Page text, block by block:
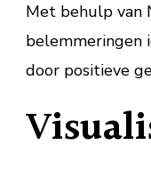
Met behulp van
belemmeringen
door positieve